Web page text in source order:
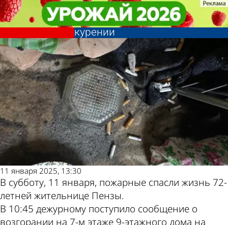
Пенсионерку едва не
погубила неосторожность при
курении
Происшествия
11 января 2025, 13:30
В субботу, 11 января, пожарные спасли жизнь 72-
летней жительнице Пензы.
В 10:45 дежурному поступило сообщение о
возгорании на 7-м этаже 9-этажного дома на
Пенсионерку едва не
погубила неосторожность при
курении
Происшествия
Другие новости по
теме
Погода и курсы
валют в Пензе